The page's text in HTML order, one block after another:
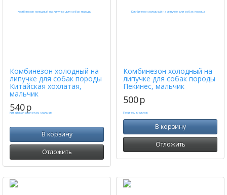
Комбинезон холодный на
липучке для собак породы
Китайская хохлатая,
мальчик
540p
В корзину
Отложить
Комбинезон холодный на
липучке для собак породы
Пекинес, мальчик
500p
В корзину
Отложить